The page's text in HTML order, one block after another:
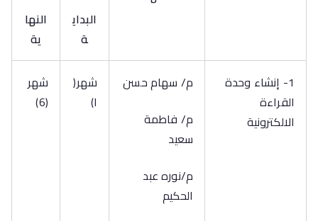
البداي
ة
النها
ية
1- إنشاء وحدة
القراءة
الالكترونية
م/ سهام حسن
م/ فاطمة
سعيد
م/نوره عبد
الحكيم
شهر(
ا)
شهر
(6)